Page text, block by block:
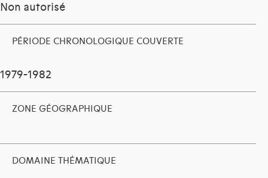
Non autorisé
PÉRIODE CHRONOLOGIQUE COUVERTE
1979-1982
ZONE GÉOGRAPHIQUE
DOMAINE THÉMATIQUE